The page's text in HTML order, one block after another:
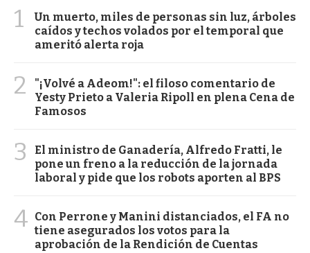
1
Un muerto, miles de personas sin luz, árboles
caídos y techos volados por el temporal que
ameritó alerta roja
2
"¡Volvé a Adeom!": el filoso comentario de
Yesty Prieto a Valeria Ripoll en plena Cena de
Famosos
3
El ministro de Ganadería, Alfredo Fratti, le
pone un freno a la reducción de la jornada
laboral y pide que los robots aporten al BPS
4 Con Perrone y Manini distanciados, el FA no
tiene asegurados los votos para la
aprobación de la Rendición de Cuentas